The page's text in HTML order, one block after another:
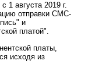
1 августа 2019 г.
отправки СМС-
и
платой".
платы,
исходя из